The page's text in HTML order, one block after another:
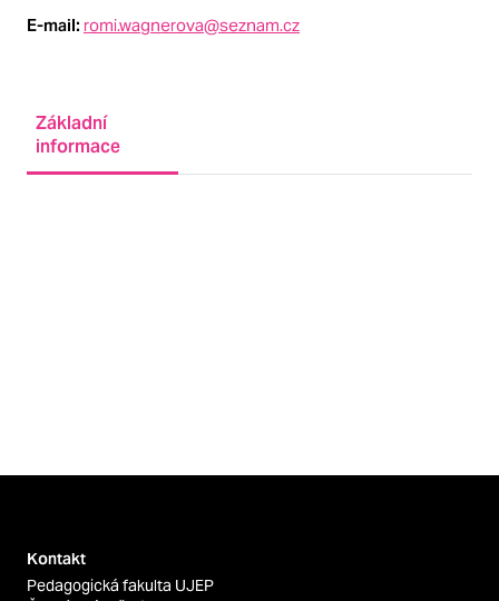
E-mail: romi.wagnerova@seznam.cz
Základní
informace
Kontakt
Pedagogická fakulta UJEP